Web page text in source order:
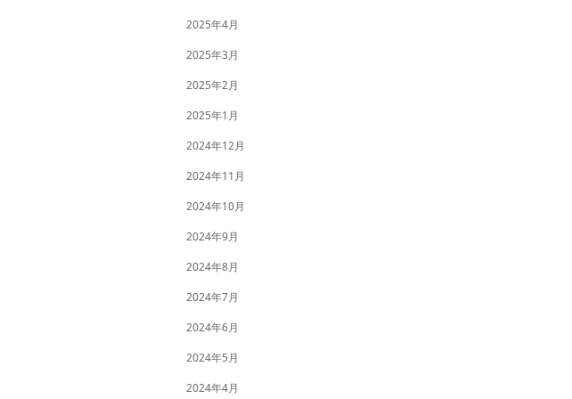
2025年4月
2025年3月
2025年2月
2025年1月
2024年12月
2024年11月
2024年10月
2024年9月
2024年8月
2024年7月
2024年6月
2024年5月
2024年4月